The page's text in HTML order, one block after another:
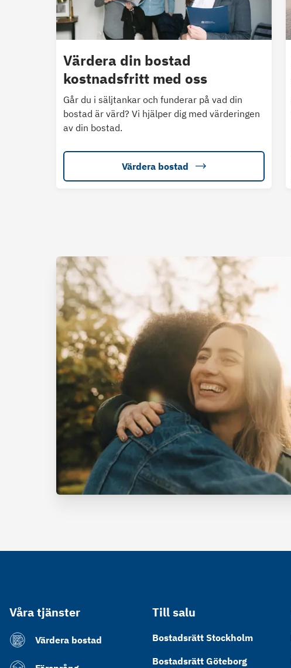
Värdera din bostad
kostnadsfritt med oss
Går du i säljtankar och funderar på vad din
bostad är värd? Vi hjälper dig med värderingen
av din bostad.
Värdera bostad
Våra tjänster
Värdera bostad
Till salu
Bostadsrätt Stockholm
Bostadsrätt Göteborg